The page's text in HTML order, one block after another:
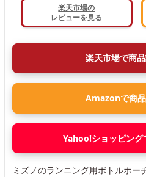
楽天市場の
レビューを見る
楽天市場で商
Amazonで商
Yahoo!ショッピング
ミズノのランニング用ボトルポ